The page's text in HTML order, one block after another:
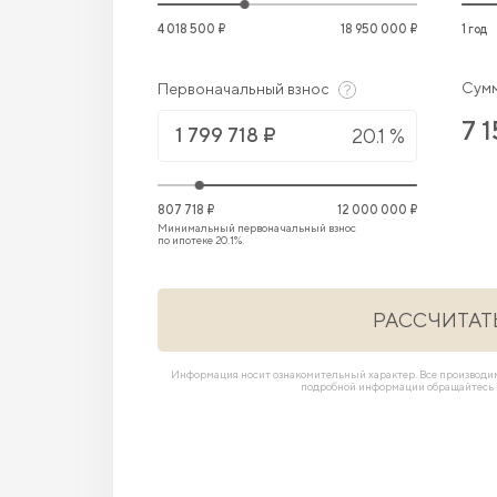
4 018 500 ₽ 18 950 000 ₽ 1 год
Первоначальный взнос
20.1 %
807 718 ₽
12 000 000 ₽
Минимальный первоначальный взнос
по ипотеке 20.1%.
7
Информация носит ознакомительный характер. Все
подробной информации обращайтесь